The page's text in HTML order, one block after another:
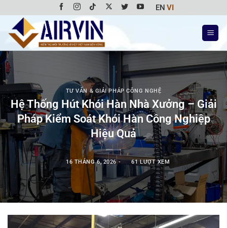
qua
nội
dung
EN VI
TƯ VẤN & GIẢI PHÁP CÔNG NGHỆ
Hệ Thống Hút Khói Hàn Nhà Xưởng – Giải
Pháp Kiểm Soát Khói Hàn Công Nghiệp
Hiệu Quả
16 THÁNG 6, 2026- 61 LƯỢT XEM